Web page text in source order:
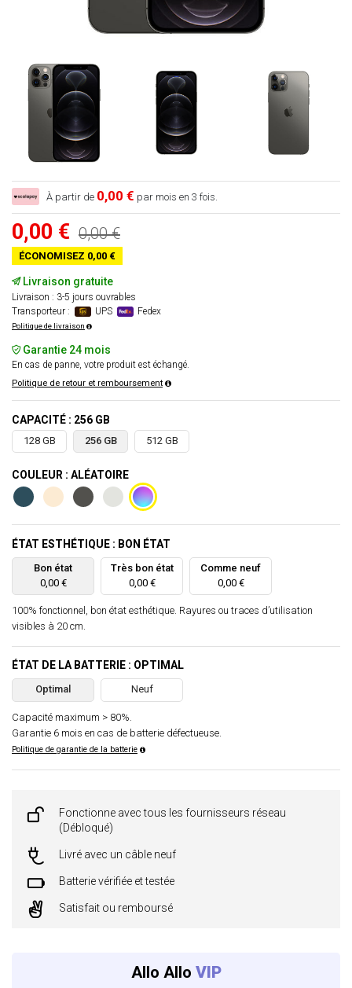
À partir de 0,00 € par mois en 3 fois.
0,00 € 0,00 €
ÉCONOMISEZ 0,00 €
Livraison gratuite
Livraison : 3-5 jours ouvrables
Transporteur :
UPS Fedex
Politique de livraison
Garantie 24 mois
En cas de panne, votre produit est échangé.
Politique de retour et remboursement
CAPACITÉ : 256 GB
128 GB 256 GB 512 GB
COULEUR : ALÉATOIRE
ÉTAT ESTHÉTIQUE : BON ÉTAT
Bon état
0,00 €
Très bon état
0,00 €
Comme neuf
0,00 €
100% fonctionnel, bon état esthétique. Rayures ou traces d’utilisation
visibles à 20 cm.
ÉTAT DE LA BATTERIE : OPTIMAL
Optimal Neuf
Capacité maximum > 80%.
Garantie 6 mois en cas de batterie défectueuse.
Politique de garantie de la batterie
Fonctionne avec tous les fournisseurs réseau
(Débloqué)
Livré avec un câble neuf
Batterie vérifiée et testée
Satisfait ou remboursé
Allo Allo VIP